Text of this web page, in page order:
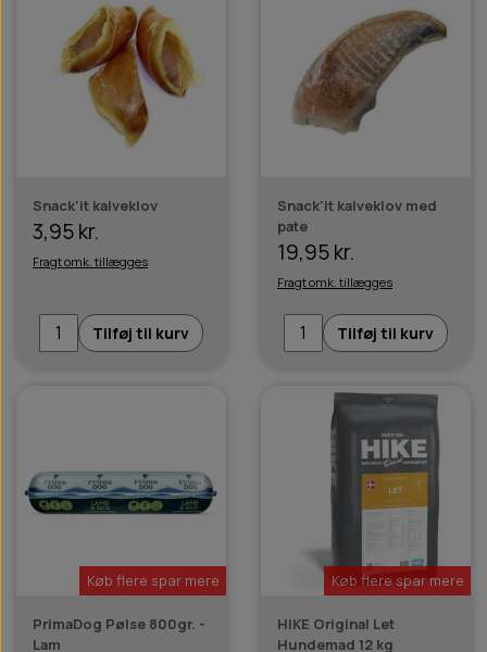
Snack'it kalveklov
3,95 kr.
Fragt omk. tillægges
Tilføj til kurv
Snack'it kalveklov med
pate
19,95 kr.
Fragt omk. tillægges
Tilføj til kurv
Køb flere spar mere
PrimaDog Pølse 800gr. -
Lam
Køb flere spar mere
HIKE Original Let
Hundemad 12 kg